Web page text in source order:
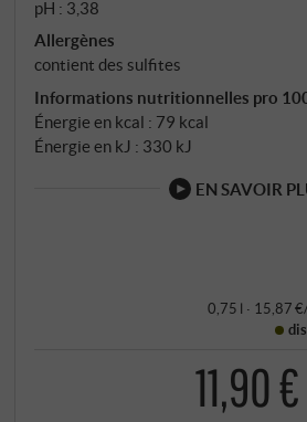
pH : 3,38
Allergènes
contient des sulfites
Informations nutritionnelles pro
Énergie en kcal : 79 kcal
Énergie en kJ : 330 kJ
EN SAVOIR
0,75 l · 15,87
11,90 €